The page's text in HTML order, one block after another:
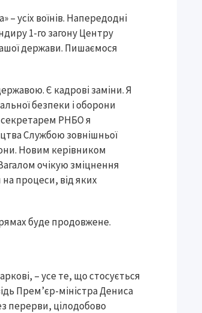
– усіх воїнів. Напередодні
1-го загону Центру
держави. Пишаємося
Є кадрові заміни. Я
безпеки і оборони
секретарем РНБО я
Службою зовнішньої
Новим керівником
очікую зміцнення
процеси, від яких
буде продовжене.
– усе те, що стосується
Премʼєр-міністра Дениса
перерви, цілодобово